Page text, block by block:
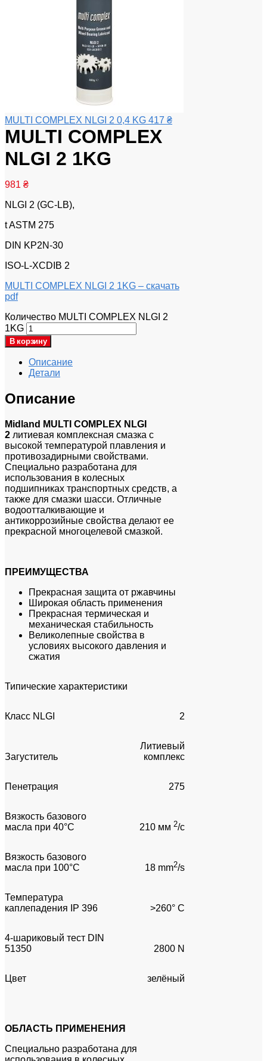
MULTI COMPLEX NLGI 2 0,4 KG 417 ₴
MULTI COMPLEX
NLGI 2 1KG
981 ₴
NLGI 2 (GC-LB),
t ASTM 275
DIN KP2N-30
ISO-L-XCDIB 2
MULTI COMPLEX NLGI 2 1KG – скачать
pdf
Количество MULTI COMPLEX NLGI 2
1KG
В корзину
Описание
Детали
Описание
Midland MULTI COMPLEX NLGI
2 литиевая комплексная смазка с
высокой температурой плавления и
противозадирными свойствами.
Специально разработана для
использования в колесных
подшипниках транспортных средств, а
также для смазки шасси. Отличные
водоотталкивающие и
антикоррозийные свойства делают ее
прекрасной многоцелевой смазкой.
ПРЕИМУЩЕСТВА
Прекрасная защита от ржавчины
Широкая область применения
Прекрасная термическая и
механическая стабильность
Великолепные свойства в
условиях высокого давления и
сжатия
Типические характеристики
Класс NLGI 2
Загуститель
Литиевый
комплекс
Пенетрация 275
Вязкость базового
масла при 40°C
210 мм2/с
Вязкость базового
масла при 100°C
18 mm2/s
Температура
каплепадения IP 396
>260° C
4-шариковый тест DIN
51350
2800 N
Цвет зелёный
ОБЛАСТЬ ПРИМЕНЕНИЯ
Специально разработана для